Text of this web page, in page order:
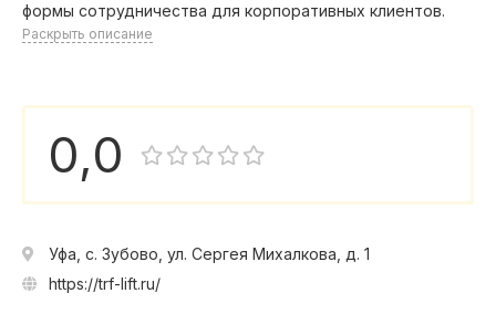
формы сотрудничества для корпоративных клиентов.
Раскрыть описание
0,0
Уфа, с. Зубово, ул. Сергея Михалкова, д. 1
https://trf-lift.ru/